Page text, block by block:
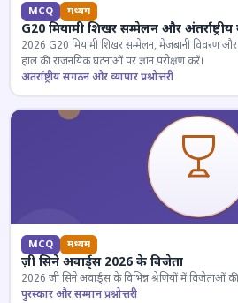
MCQ मध्यम
G20 मियामी शिखर सम्मेलन और अंतर्राष्ट्रीय
2026 G20 मियामी शिखर सम्मेलन, मेजबानी विवरण और
हाल की राजनयिक घटनाओं पर ज्ञान परीक्षण करें।
अंतर्राष्ट्रीय संगठन और व्यापार प्रश्नोत्तरी
MCQ मध्यम
ज़ी सिने अवार्ड्स 2026 के विजेता
2026 जी सिने अवार्ड्स के विभिन्न श्रेणियों में विजेताओं
पुरस्कार और सम्मान प्रश्नोत्तरी